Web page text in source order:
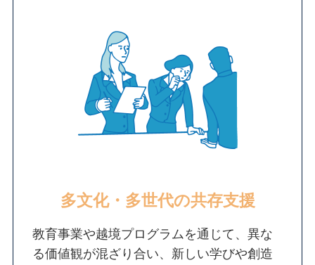
多文化・多世代の共存支援
教育事業や越境プログラムを通じて、異な
る価値観が混ざり合い、新しい学びや創造